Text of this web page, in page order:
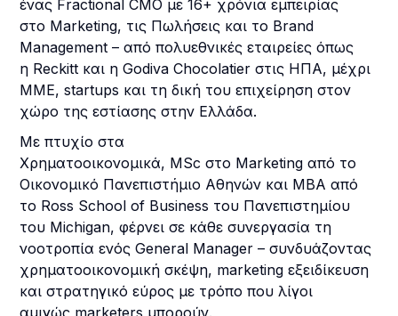
ένας Fractional CMO με 16+ χρόνια εμπειρίας
στο Marketing, τις Πωλήσεις και το Brand
Management – από πολυεθνικές εταιρείες όπως
η Reckitt και η Godiva Chocolatier στις ΗΠΑ, μέχρι
ΜΜΕ, startups και τη δική του επιχείρηση στον
χώρο της εστίασης στην Ελλάδα.
Με πτυχίο στα
Χρηματοοικονομικά, MSc στο Marketing από το
Οικονομικό Πανεπιστήμιο Αθηνών και MBA από
το Ross School of Business του Πανεπιστημίου
του Michigan, φέρνει σε κάθε συνεργασία τη
νοοτροπία ενός General Manager – συνδυάζοντας
χρηματοοικονομική σκέψη, marketing εξειδίκευση
και στρατηγικό εύρος με τρόπο που λίγοι
αμιγώς marketers μπορούν.